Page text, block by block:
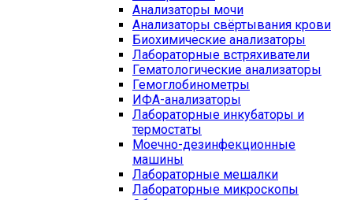
Анализаторы мочи
Анализаторы свёртывания крови
Биохимические анализаторы
Лабораторные встряхиватели
Гематологические анализаторы
Гемоглобинометры
ИФА-анализаторы
Лабораторные инкубаторы и
термостаты
Моечно-дезинфекционные
машины
Лабораторные мешалки
Лабораторные микроскопы